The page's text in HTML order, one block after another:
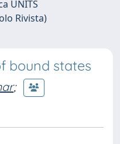
UNITS
Rivista)
bound states
;